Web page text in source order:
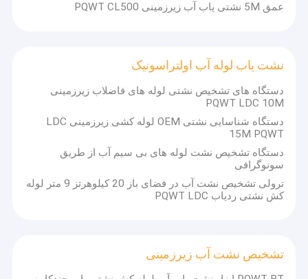
عمق 5M نشتی یاب آب زیرزمینی PQWT CL500
نشت یاب لوله آب اولتراسونیک
دستگاه های تشخیص نشتی لوله های فاضلاب زیرزمینی
PQWT LDC 10M
دستگاه شناسایی نشتی OEM لوله کشی زیرزمینی LDC
15M PQWT
دستگاه تشخیص نشت لوله های بی سیم آب از طریق
سونوگرافی
ترولی تشخیص نشت آب در فضای باز 20 کیلوهرتز 9 متر لوله
کش نشتی ردیاب PQWT LDC
تشخیص نشت آب زیرزمینی